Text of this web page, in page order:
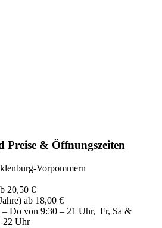
Preise & Öffnungszeiten
Vorpommern
20,50 €
ab 18,00 €
– Do von 9:30 – 21 Uhr, Fr, Sa &
22 Uhr